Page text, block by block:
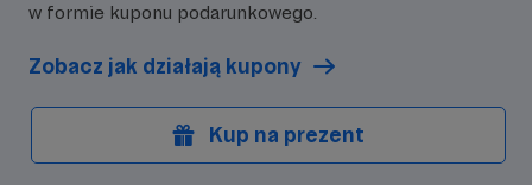
w formie kuponu podarunkowego.
Zobacz jak działają kupony
Kup na prezent